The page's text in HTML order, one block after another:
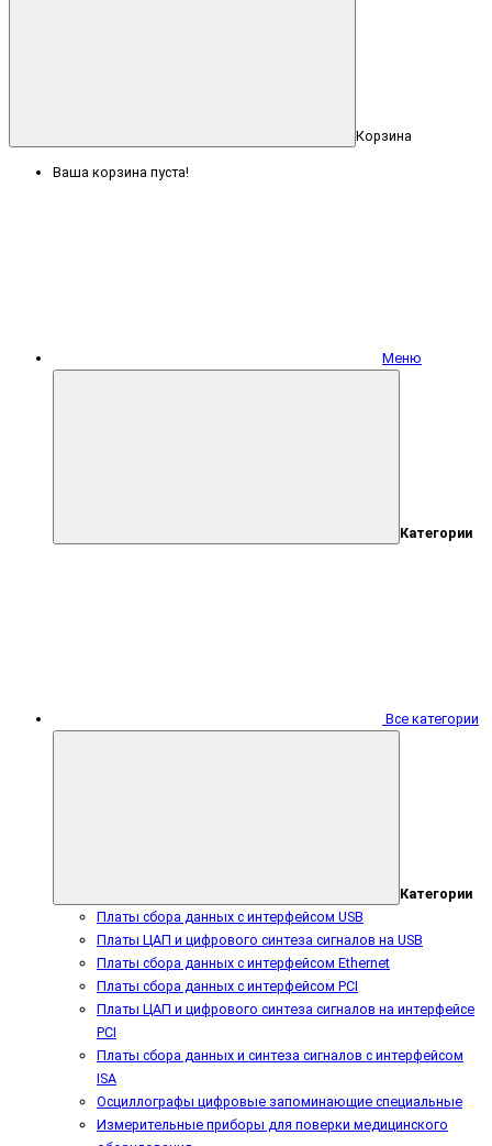
Корзина
Ваша корзина пуста!
Меню
Категории
Все категории
Категории
Платы сбора данных с интерфейсом USB
Платы ЦАП и цифрового синтеза сигналов на USB
Платы сбора данных с интерфейсом Ethernet
Платы сбора данных с интерфейсом PCI
Платы ЦАП и цифрового синтеза сигналов на интерфейсе
PCI
Платы сбора данных и синтеза сигналов с интерфейсом
ISA
Осциллографы цифровые запоминающие специальные
Измерительные приборы для поверки медицинского